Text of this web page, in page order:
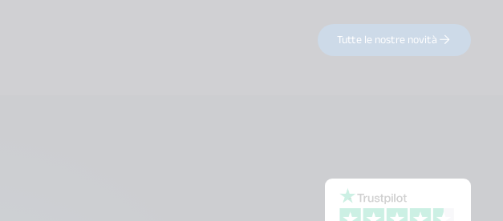
Tutte le nostre novità